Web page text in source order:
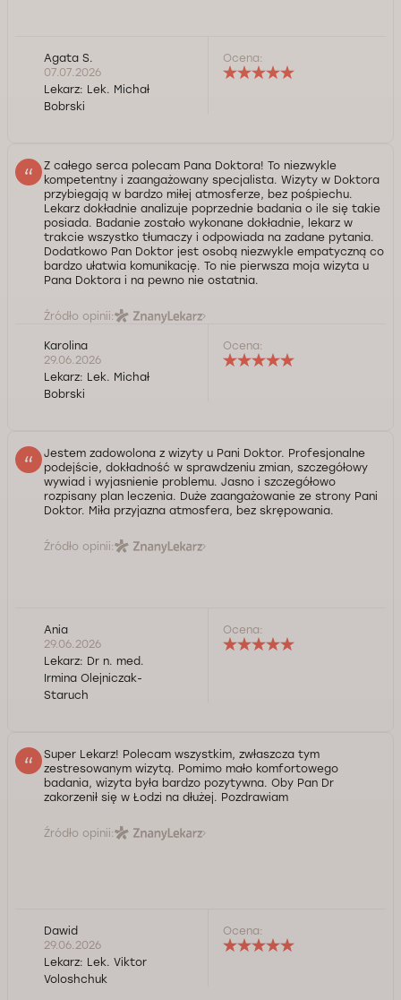
Agata S.
07.07.2026
Lekarz: Lek. Michał
Bobrski
Ocena:
Z całego serca polecam Pana Doktora! To niezwykle
kompetentny i zaangażowany specjalista. Wizyty w Doktora
przybiegają w bardzo miłej atmosferze, bez pośpiechu.
Lekarz dokładnie analizuje poprzednie badania o ile się takie
posiada. Badanie zostało wykonane dokładnie, lekarz w
trakcie wszystko tłumaczy i odpowiada na zadane pytania.
Dodatkowo Pan Doktor jest osobą niezwykle empatyczną co
bardzo ułatwia komunikację. To nie pierwsza moja wizyta u
Pana Doktora i na pewno nie ostatnia.
Źródło opinii:
Karolina
29.06.2026
Lekarz: Lek. Michał
Bobrski
Ocena:
Jestem zadowolona z wizyty u Pani Doktor. Profesjonalne
podejście, dokładność w sprawdzeniu zmian, szczegółowy
wywiad i wyjasnienie problemu. Jasno i szczegółowo
rozpisany plan leczenia. Duże zaangażowanie ze strony Pani
Doktor. Miła przyjazna atmosfera, bez skrępowania.
Źródło opinii:
Ania
29.06.2026
Lekarz: Dr n. med.
Irmina Olejniczak-
Staruch
Ocena:
Super Lekarz! Polecam wszystkim, zwłaszcza tym
zestresowanym wizytą. Pomimo mało komfortowego
badania, wizyta była bardzo pozytywna. Oby Pan Dr
zakorzenił się w Łodzi na dłużej. Pozdrawiam
Źródło opinii:
Dawid
29.06.2026
Lekarz: Lek. Viktor
Voloshchuk
Ocena: